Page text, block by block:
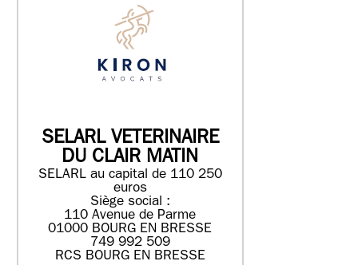
SELARL VETERINAIRE
DU CLAIR MATIN
SELARL au capital de 110 250
euros
Siège social :
110 Avenue de Parme
01000 BOURG EN BRESSE
749 992 509
RCS BOURG EN BRESSE